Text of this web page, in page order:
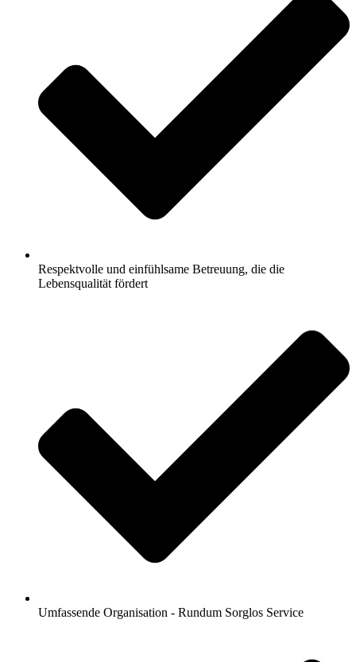
Respektvolle und einfühlsame Betreuung, die die
Lebensqualität fördert
Umfassende Organisation - Rundum Sorglos Service